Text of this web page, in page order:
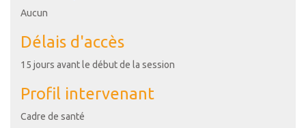
Aucun
Délais d'accès
15 jours avant le début de la session
Profil intervenant
Cadre de santé